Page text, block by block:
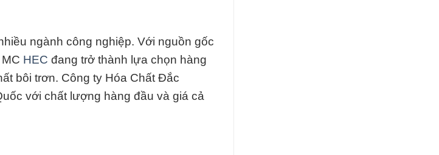
ngành công nghiệp. Với nguồn gốc
HEC đang trở thành lựa chọn hàng
bôi trơn. Công ty Hóa Chất Đắc
với chất lượng hàng đầu và giá cả